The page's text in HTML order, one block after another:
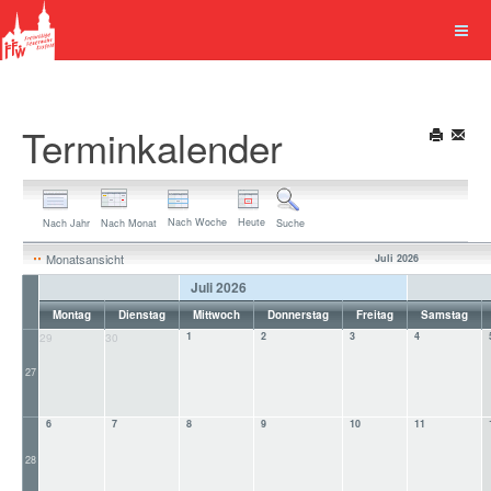
Terminkalender
Nach Jahr Nach Monat Nach Woche Heute Suche
Monatsansicht Juli 2026
Juli 2026
Montag Dienstag Mittwoch Donnerstag Freitag Samstag
27
29 30 1 2 3 4
28
6 7 8 9 10 11